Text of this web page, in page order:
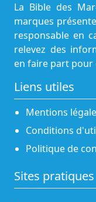
La Bible des
marques
responsable en
relevez des
en faire part pour
Liens utiles
Mentions
Conditions
Politique de
Sites pratiques